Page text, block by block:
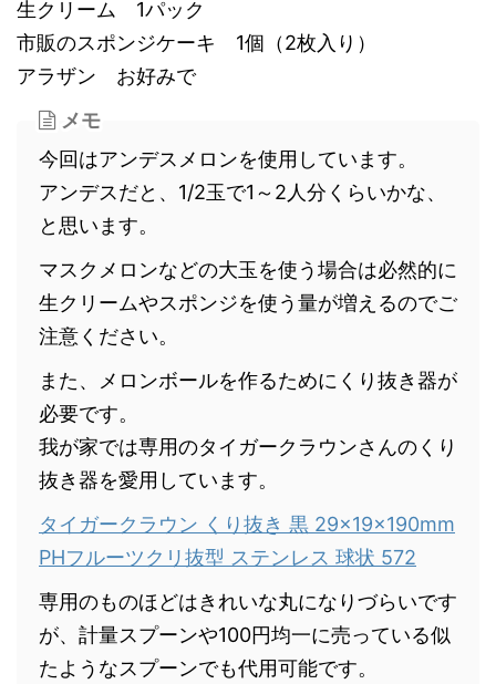
生クリーム 1パック
市販のスポンジケーキ 1個（2枚入り）
アラザン お好みで
メモ
今回はアンデスメロンを使用しています。
アンデスだと、1/2玉で1～2人分くらいかな、
と思います。
マスクメロンなどの大玉を使う場合は必然的に
生クリームやスポンジを使う量が増えるのでご
注意ください。
また、メロンボールを作るためにくり抜き器が
必要です。
我が家では専用のタイガークラウンさんのくり
抜き器を愛用しています。
タイガークラウン くり抜き 黒 29×19×190mm
PHフルーツクリ抜型 ステンレス 球状 572
専用のものほどはきれいな丸になりづらいです
が、計量スプーンや100円均一に売っている似
たようなスプーンでも代用可能です。